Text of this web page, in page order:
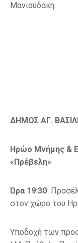
Μανιουδάκη.
ΔΗΜΟΣ ΑΓ.
Ηρώο Μνήμης &
«Πρέβελη»
Ώρα 19:30
στον χώρο του
Υποδοχή των